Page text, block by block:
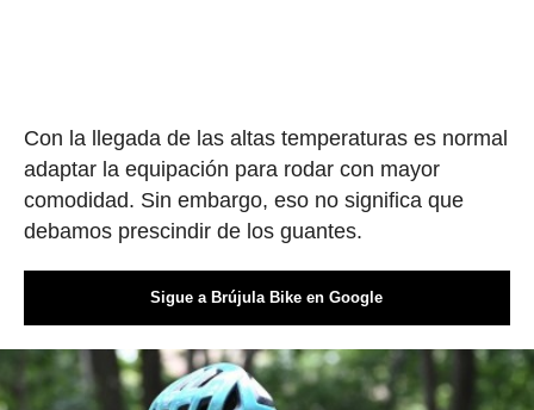
Con la llegada de las altas temperaturas es normal
adaptar la equipación para rodar con mayor
comodidad. Sin embargo, eso no significa que
debamos prescindir de los guantes.
Sigue a Brújula Bike en Google